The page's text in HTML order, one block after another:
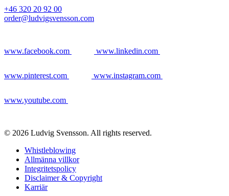
+46 320 20 92 00
order@ludvigsvensson.com
www.facebook.com www.linkedin.com
www.pinterest.com www.instagram.com
www.youtube.com
© 2026 Ludvig Svensson. All rights reserved.
Whistleblowing
Allmänna villkor
Integritetspolicy
Disclaimer & Copyright
Karriär